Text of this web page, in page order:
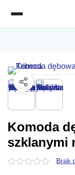
Komoda
szklanymi
Brak